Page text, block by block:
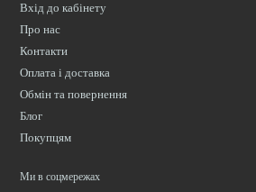
Вхід до кабінету
Про нас
Контакти
Оплата і доставка
Обмін та повернення
Блог
Покупцям
Ми в соцмережах